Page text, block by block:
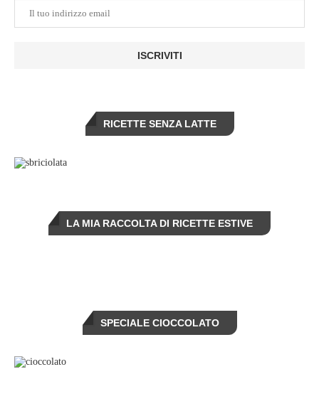
RICETTE SENZA LATTE
LA MIA RACCOLTA DI RICETTE ESTIVE
SPECIALE CIOCCOLATO